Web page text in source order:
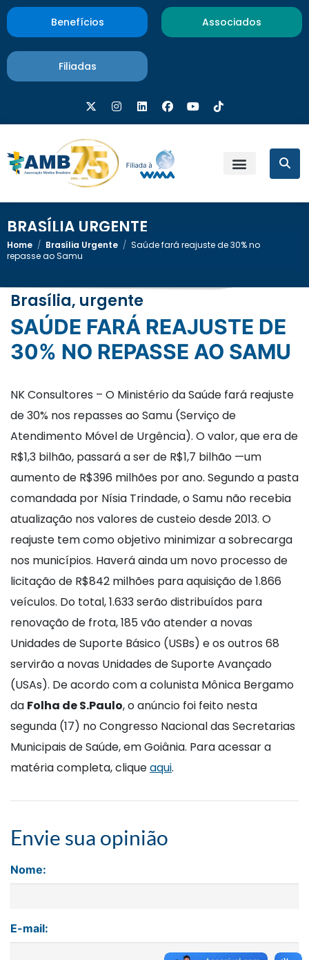
Benefícios Associados
Filiadas
BRASÍLIA URGENTE
Home / Brasília Urgente / Saúde fará reajuste de 30% no
repasse ao Samu
Brasília, urgente
SAÚDE FARÁ REAJUSTE DE
30% NO REPASSE AO SAMU
NK Consultores – O Ministério da Saúde fará reajuste
de 30% nos repasses ao Samu (Serviço de
Atendimento Móvel de Urgência). O valor, que era de
R$1,3 bilhão, passará a ser de R$1,7 bilhão —um
aumento de R$396 milhões por ano. Segundo a pasta
comandada por Nísia Trindade, o Samu não recebia
atualização nos valores de custeio desde 2013. O
reajuste tem como objetivo minimizar a sobrecarga
nos municípios. Haverá ainda um novo processo de
licitação de R$842 milhões para aquisição de 1.866
veículos. Do total, 1.633 serão distribuídos para
renovação de frota, 185 vão atender a novas
Unidades de Suporte Básico (USBs) e os outros 68
servirão a novas Unidades de Suporte Avançado
(USAs). De acordo com a colunista Mônica Bergamo
da Folha de S.Paulo, o anúncio foi feito nesta
segunda (17) no Congresso Nacional das Secretarias
Municipais de Saúde, em Goiânia. Para acessar a
matéria completa, cliqueaqui.
Envie sua opinião
Nome:
E-mail: